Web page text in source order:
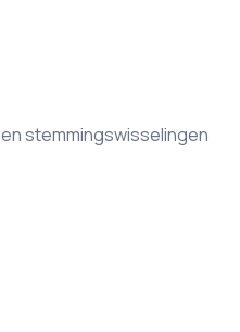
stemmingswisselingen